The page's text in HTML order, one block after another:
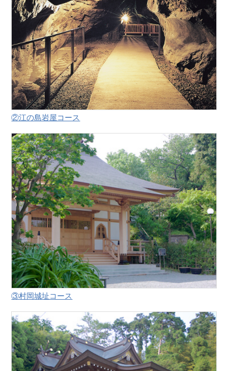
②江の島岩屋コース
③村岡城址コース